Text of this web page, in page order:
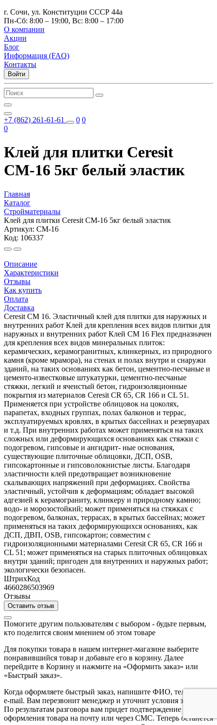
г. Сочи, ул. Конституции СССР 44а
Пн-Сб: 8:00 – 19:00, Вс: 8:00 – 17:00
О компании
Акции
Блог
Информация (FAQ)
Контакты
Войти
+7 (862) 261-61-61 0 0
0
Клей для плитки Ceresit
СМ-16 5кг белый эластик
Главная
Каталог
Стройматериалы
Клей для плитки Ceresit СМ-16 5кг белый эластик
Артикул: СМ-16
Код: 106337
Описание
Характеристики
Отзывы
Как купить
Оплата
Доставка
Ceresit СМ 16. Эластичный клей для плитки для наружных и
внутренних работ Клей для крепления всех видов плитки для
наружных и внутренних работ Клей CM 16 Flex предназначен
для крепления всех видов минеральных плиток:
керамических, керамогранитных, клинкерных, из природного
камня (кроме мрамора), на стенах и полах внутри и снаружи
зданий, на таких основаниях как бетон, цементно-песчаные и
цементо-известковые штукатурки, цементно-песчаные
стяжки, легкий и ячеистый бетон, гидроизоляционные
покрытия из материалов Ceresit CR 65, CR 166 и CL 51.
Применяется при устройстве облицовок на цоколях,
парапетах, входных группах, полах балконов и террас,
эксплуатируемых кровлях, в крытых бассейнах и резервуарах
и т.д. При внутренних работах может применяться на таких
сложных или деформирующихся основаниях как стяжки с
подогревом, гипсовые и ангидрит- ные основания,
существующие плиточные облицовки, ДСП, OSB,
гипсокартонные и гипсоволокнистые листы. Благодаря
эластичности клей предотвращает возникновение
скалывающих напряжений при деформациях. Свойства
эластичный, устойчив к деформациям; обладает высокой
адгезией к керамограниту, клинкеру и природному камню;
водо- и морозостойкий; может применяться на стяжках с
подогревом, балконах, террасах, в крытых бассейнах; может
применяться на таких деформирующихся основаниях, как
ДСП, ДВП, OSB, гипсокартон; совместим с
гидроизоляционными материалами Ceresit CR 65, CR 166 и
CL 51; может применяться на старых плиточных облицовках
внутри зданий; пригоден для внутренних и наружных работ;
экологически безопасен.
ШтрихКод
4660286503969
Отзывы
Оставить отзыв
Помогите другим пользователям с выбором - будьте первым,
кто поделится своим мнением об этом товаре
Для покупки товара в нашем интернет-магазине выберите
понравившийся товар и добавьте его в корзину. Далее
перейдите в Корзину и нажмите на «Оформить заказ» или
«Быстрый заказ».
Когда оформляете быстрый заказ, напишите ФИО, телефон и
e-mail. Вам перезвонит менеджер и уточнит условия заказа.
По результатам разговора вам придет подтверждение
оформления товара на почту или через СМС. Теперь останется